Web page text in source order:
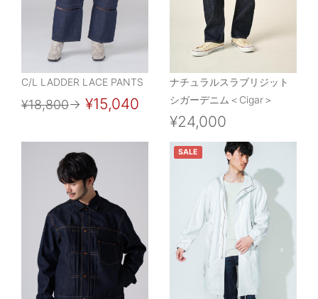
C/L LADDER LACE PANTS
¥18,800→ ¥15,040
ナチュラルスラブリジット
シガーデニム＜Cigar＞
¥24,000
SALE